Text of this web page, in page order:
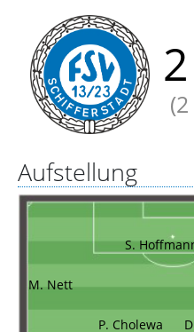
2
(2
Aufstellung
S.
M. Nett
P. Cholewa